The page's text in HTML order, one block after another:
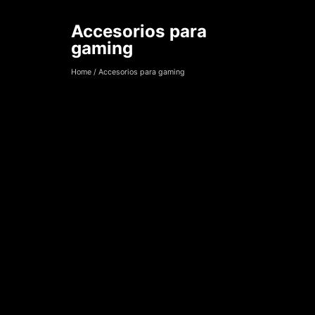
Accesorios para
Accesorios para
gaming
Home/ Accesorios para gaming